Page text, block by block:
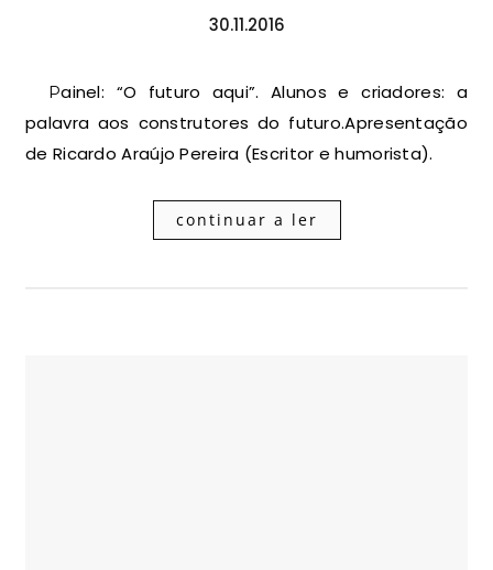
30.11.2016
Painel: “O futuro aqui”. Alunos e criadores: a
palavra aos construtores do futuro.Apresentação
de Ricardo Araújo Pereira (Escritor e humorista).
continuar a ler